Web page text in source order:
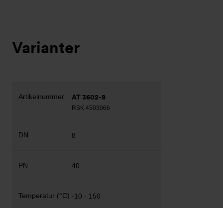
Varianter
AT 3602-8
RSK 4503066
8
40
-10 - 150